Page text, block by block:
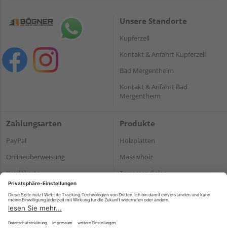
Unsere Standorte
Kupferzell
Kontakt & Anfahrt Kupferzell
Bad Mergentheim
Kontakt & Anfahrt Bad
Mergentheim
Zahlungsarten
PayPal
Onlineüberweisung
Kreditkarte
Rechnung*
*Bonität vorausgesetzt
Produkte
Holzplatten
Massivholz
Terrassendielen